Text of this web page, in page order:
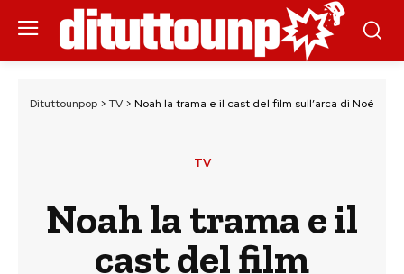
Dituttounpop > TV > Noah la trama e il cast del film sull’arca di Noé
TV
Noah la trama e il
cast del film